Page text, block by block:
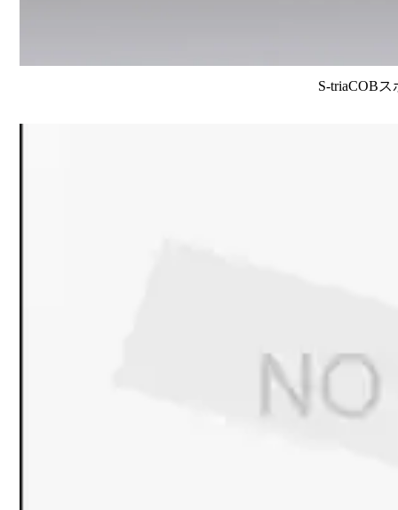
S-triaCOB